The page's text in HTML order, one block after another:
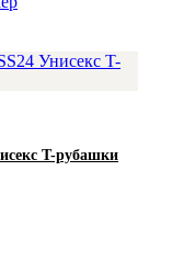
T-рубашки